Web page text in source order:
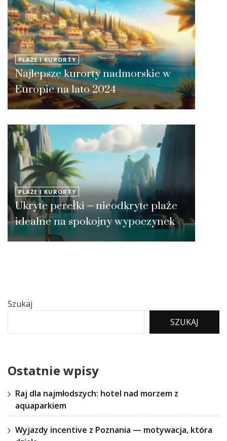
PLAŻE I KURORTY
Najlepsze kurorty nadmorskie w
Europie na lato 2024
PLAŻE I KURORTY
Ukryte perełki – nieodkryte plaże
idealne na spokojny wypoczynek
Szukaj
SZUKAJ
Ostatnie wpisy
Raj dla najmłodszych: hotel nad morzem z
aquaparkiem
Wyjazdy incentive z Poznania — motywacja, która